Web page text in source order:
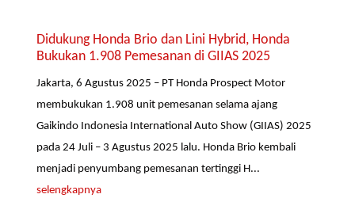
Didukung Honda Brio dan Lini Hybrid, Honda
Bukukan 1.908 Pemesanan di GIIAS 2025
Jakarta, 6 Agustus 2025 – PT Honda Prospect Motor
membukukan 1.908 unit pemesanan selama ajang
Gaikindo Indonesia International Auto Show (GIIAS) 2025
pada 24 Juli – 3 Agustus 2025 lalu. Honda Brio kembali
menjadi penyumbang pemesanan tertinggi H...
selengkapnya